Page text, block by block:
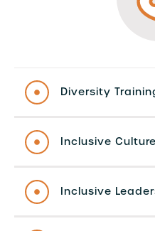
Diversity
Inclusive
Inclusive